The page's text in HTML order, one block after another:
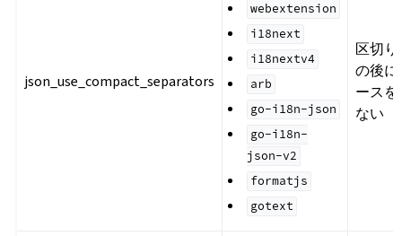
json_use_compact_separators
webextension
i18next
i18nextv4
arb
go-i18n-json
go-i18n-
json-v2
formatjs
gotext
区切
の後
ース
ない